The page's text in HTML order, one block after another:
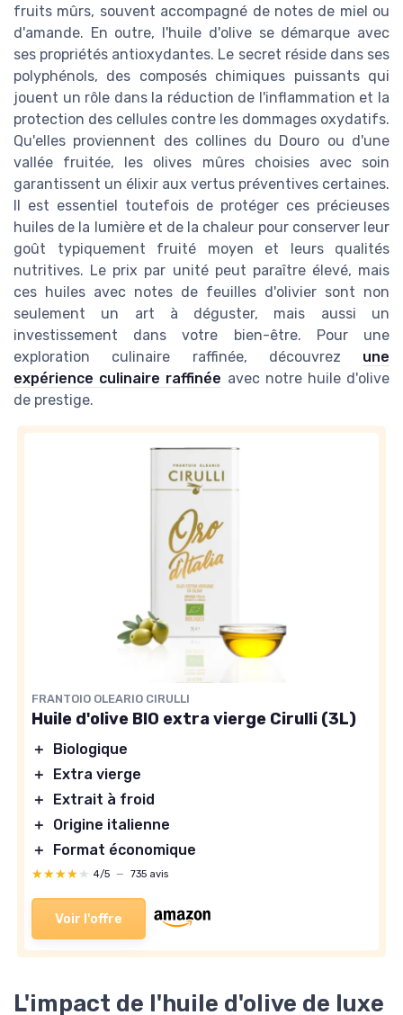
fruits mûrs, souvent accompagné de notes de miel ou
d'amande. En outre, l'huile d'olive se démarque avec
ses propriétés antioxydantes. Le secret réside dans ses
polyphénols, des composés chimiques puissants qui
jouent un rôle dans la réduction de l'inflammation et la
protection des cellules contre les dommages oxydatifs.
Qu'elles proviennent des collines du Douro ou d'une
vallée fruitée, les olives mûres choisies avec soin
garantissent un élixir aux vertus préventives certaines.
Il est essentiel toutefois de protéger ces précieuses
huiles de la lumière et de la chaleur pour conserver leur
goût typiquement fruité moyen et leurs qualités
nutritives. Le prix par unité peut paraître élevé, mais
ces huiles avec notes de feuilles d'olivier sont non
seulement un art à déguster, mais aussi un
investissement dans votre bien-être. Pour une
exploration culinaire raffinée, découvrez une
expérience culinaire raffinée avec notre huile d'olive
de prestige.
FRANTOIO OLEARIO CIRULLI
Huile d'olive BIO extra vierge Cirulli (3L)
＋
Biologique
＋
Extra vierge
＋
Extrait à froid
＋
Origine italienne
＋
Format économique
★★★★★
★★★★★ 4/5 — 735 avis
Voir l'offre
L'impact de l'huile d'olive de luxe